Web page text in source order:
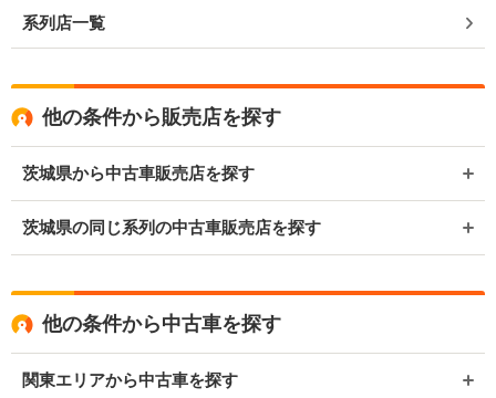
系列店一覧
他の条件から販売店を探す
茨城県から中古車販売店を探す
茨城県の同じ系列の中古車販売店を探す
他の条件から中古車を探す
関東エリアから中古車を探す